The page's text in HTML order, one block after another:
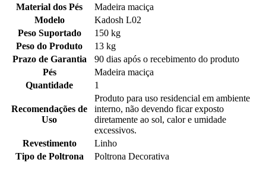
Material dos Pés
Madeira maciça
Modelo
Kadosh L02
Peso Suportado
150 kg
Peso do Produto
13 kg
Prazo de Garantia
90 dias após o recebimento do produto
Pés
Madeira maciça
Quantidade
1
Recomendações de
Uso
Produto para uso residencial em ambiente
interno, não devendo ficar exposto
diretamente ao sol, calor e umidade
excessivos.
Revestimento
Linho
Tipo de Poltrona
Poltrona Decorativa